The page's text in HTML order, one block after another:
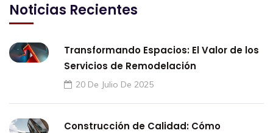
Noticias Recientes
Transformando Espacios: El Valor de los
Servicios de Remodelación
20 De Julio De 2025
Construcción de Calidad: Cómo